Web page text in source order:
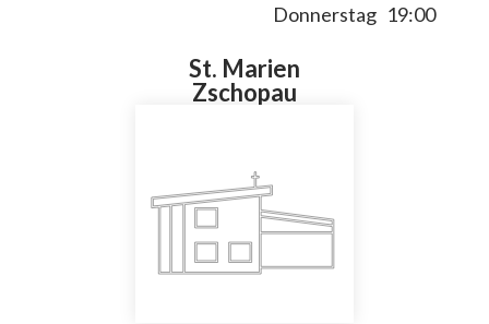
Donnerstag 19:00
St. Marien
Zschopau